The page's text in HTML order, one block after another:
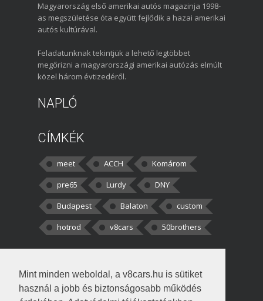
Mint minden weboldal, a v8cars.hu is sütiket
használ a jobb és biztonságosabb működés
Magyarország első amerikai autós magazinja 1998-
as megszületése óta együtt fejlődik a hazai amerikai
autós kultúrával.
Feladatunknak tekintjük a lehető legtöbbet
megőrizni a magyarországi amerikai autózás elmúlt
közel három évtizedéről.
NAPLÓ
CÍMKÉK
meet ACCH
Komárom
pre65
Lurdy
DNY
Budapest
Balaton
custom
hotrod
v8cars 50brothers
kortisz:Elszúrtam! Én csak két
darabbaal számoltam. Nem tudtam, hogy fél autót,